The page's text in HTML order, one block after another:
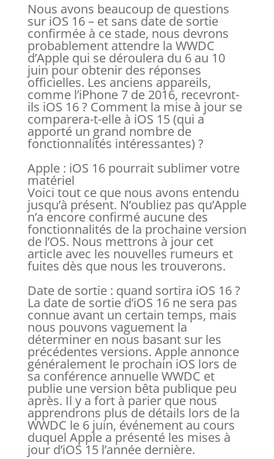
Nous avons beaucoup de questions
sur iOS 16 – et sans date de sortie
confirmée à ce stade, nous devrons
probablement attendre la WWDC
d’Apple qui se déroulera du 6 au 10
juin pour obtenir des réponses
officielles. Les anciens appareils,
comme l’iPhone 7 de 2016, recevront-
ils iOS 16 ? Comment la mise à jour se
comparera-t-elle à iOS 15 (qui a
apporté un grand nombre de
fonctionnalités intéressantes) ?
Apple : iOS 16 pourrait sublimer votre
matériel
Voici tout ce que nous avons entendu
jusqu’à présent. N’oubliez pas qu’Apple
n’a encore confirmé aucune des
fonctionnalités de la prochaine version
de l’OS. Nous mettrons à jour cet
article avec les nouvelles rumeurs et
fuites dès que nous les trouverons.
Date de sortie : quand sortira iOS 16 ?
La date de sortie d’iOS 16 ne sera pas
connue avant un certain temps, mais
nous pouvons vaguement la
déterminer en nous basant sur les
précédentes versions. Apple annonce
généralement le prochain iOS lors de
sa conférence annuelle WWDC et
publie une version bêta publique peu
après. Il y a fort à parier que nous
apprendrons plus de détails lors de la
WWDC le 6 juin, événement au cours
duquel Apple a présenté les mises à
jour d’iOS 15 l’année dernière.